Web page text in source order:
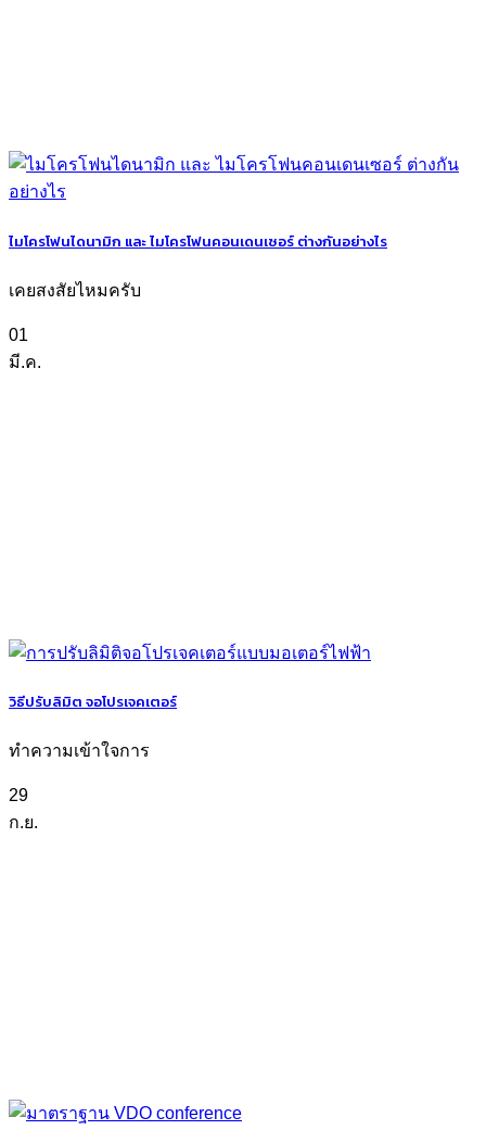
ไมโครโฟนไดนามิก และ ไมโครโฟนคอนเดนเซอร์ ต่างกันอย่างไร
เคยสงสัยไหมครับ
01
มี.ค.
วิธีปรับลิมิต จอโปรเจคเตอร์
ทำความเข้าใจการ
29
ก.ย.